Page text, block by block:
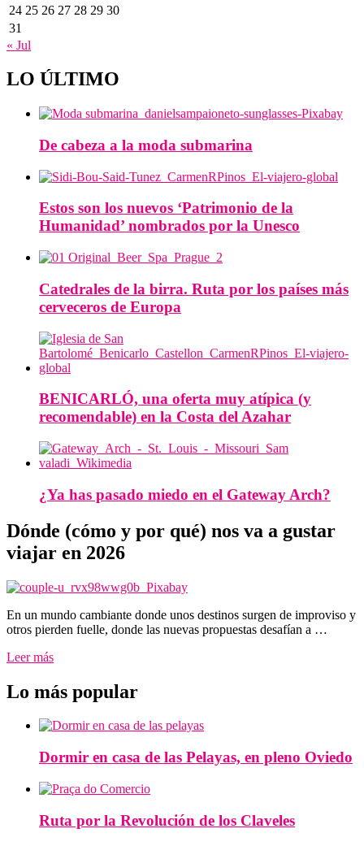
24 25 26 27 28 29 30
31
« Jul
LO ÚLTIMO
De cabeza a la moda submarina
Estos son los nuevos ‘Patrimonio de la
Humanidad’ nombrados por la Unesco
Catedrales de la birra. Ruta por los países más
cerveceros de Europa
BENICARLÓ, una oferta muy atípica (y
recomendable) en la Costa del Azahar
¿Ya has pasado miedo en el Gateway Arch?
Dónde (cómo y por qué) nos va a gustar
viajar en 2026
En un mundo cambiante donde unos destinos surgen de improviso y
otros pierden fuelle, donde las nuevas propuestas desafían a …
Leer más
Lo más popular
Dormir en casa de las Pelayas, en pleno Oviedo
Ruta por la Revolución de los Claveles